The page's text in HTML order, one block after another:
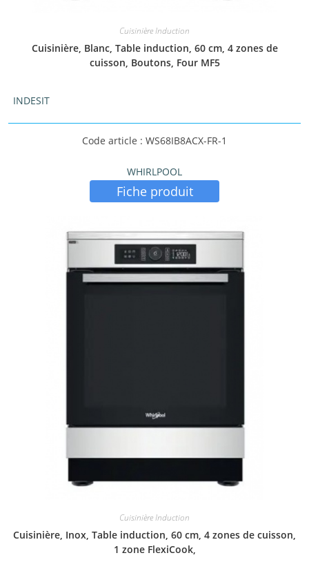
Cuisinière Induction
Cuisinière, Blanc, Table induction, 60 cm, 4 zones de
cuisson, Boutons, Four MF5
INDESIT
Code article : WS68IB8ACX-FR-1
WHIRLPOOL
Fiche produit
Cuisinière Induction
Cuisinière, Inox, Table induction, 60 cm, 4 zones de cuisson,
1 zone FlexiCook,